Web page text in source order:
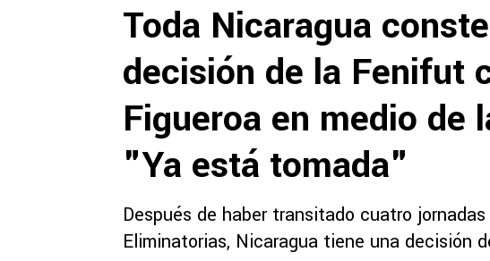
El Salvador
Liga de Naciones
Copa de Campeones
MLS
Kervin Arriaga
Nathaniel
Toda Nicaragua
decisión de la Fenifut
Figueroa en medio de
"Ya está tomada"
Después de haber transitado cuatro
Eliminatorias, Nicaragua tiene una decisión